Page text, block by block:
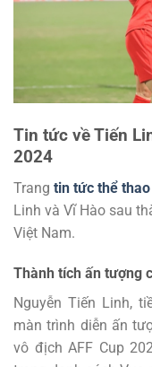
Tin tức về Tiến
2024
Trang tin tức thể
Linh và Vĩ Hào sau
Việt Nam.
Thành tích ấn tượng
Nguyễn Tiến Linh,
màn trình diễn ấn
vô địch AFF Cup